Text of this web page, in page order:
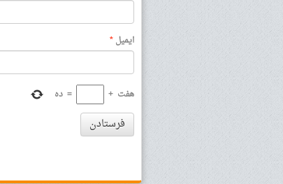
ایمیل*
هفت +
= ده
فرستادن